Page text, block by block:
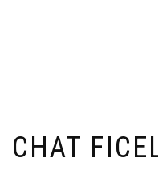
CHAT